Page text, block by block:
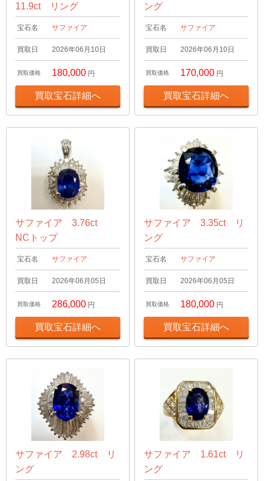
11.9ct リング
宝石名 サファイア
買取日 2026年06月10日
買取価格 180,000 円
買取宝石詳細へ
ング
宝石名 サファイア
買取日 2026年06月10日
買取価格 170,000 円
買取宝石詳細へ
サファイア 3.76ct
NCトップ
宝石名 サファイア
買取日 2026年06月05日
買取価格 286,000 円
買取宝石詳細へ
サファイア 3.35ct リ
ング
宝石名 サファイア
買取日 2026年06月05日
買取価格 180,000 円
買取宝石詳細へ
サファイア 2.98ct リ
ング
サファイア 1.61ct リ
ング